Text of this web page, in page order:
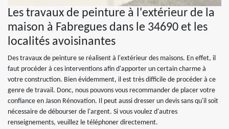
Les travaux de peinture à l'extérieur de la
maison à Fabregues dans le 34690 et les
localités avoisinantes
Des travaux de peinture se réalisent à l'extérieur des maisons. En effet, il
faut procéder à ces interventions afin d'apporter un certain charme à
votre construction. Bien évidemment, il est très difficile de procéder à ce
genre de travail. Donc, nous pouvons vous recommander de placer votre
confiance en Jason Rénovation. Il peut aussi dresser un devis sans qu'il soit
nécessaire de débourser de l'argent. Si vous voulez d'autres
renseignements, veuillez le téléphoner directement.